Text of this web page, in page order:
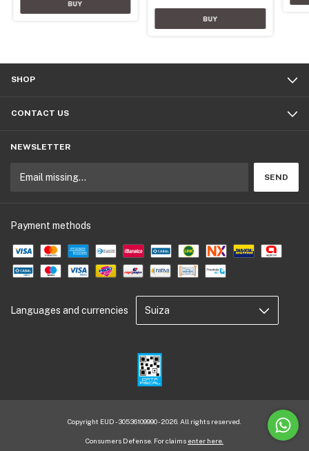
SHOP
CONTACT US
NEWSLETTER
Payment methods
Languages and currencies
Copyright EUD - 30536109990 - 2026. All rights reserved.
Consumers Defense. For claims enter here.